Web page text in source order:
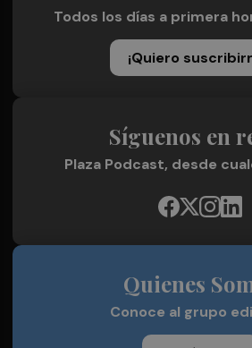
Todos los días a primera
¡Quiero
Síguenos en
Plaza Podcast, desde
Quienes
Conoce al grupo